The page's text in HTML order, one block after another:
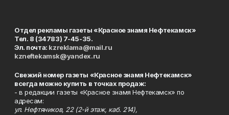
Отдел рекламы газеты «Красное знамя Нефтекамск»
Тел. 8 (34783) 7-45-35.
Эл. почта: kzreklama@mail.ru
kzneftekamsk@yandex.ru
Свежий номер газеты «Красное знамя Нефтекамск»
всегда можно купить в точках продаж:
- в редакции газеты «Красное знамя Нефтекамск» по
адресам:
ул. Нефтяников, 22 (2-й этаж, каб. 214),